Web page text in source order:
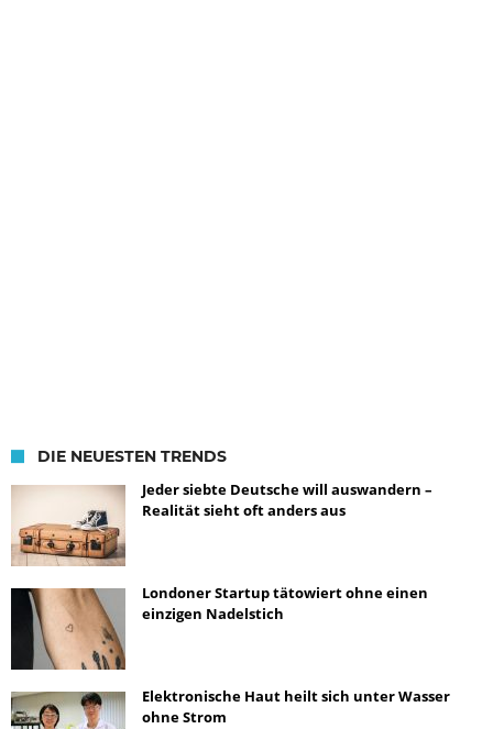
DIE NEUESTEN TRENDS
Jeder siebte Deutsche will auswandern –
Realität sieht oft anders aus
Londoner Startup tätowiert ohne einen
einzigen Nadelstich
Elektronische Haut heilt sich unter Wasser
ohne Strom